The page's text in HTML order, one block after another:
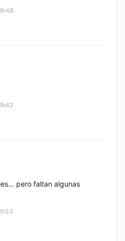
pero faltan algunas